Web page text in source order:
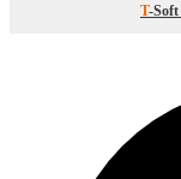
T-Soft